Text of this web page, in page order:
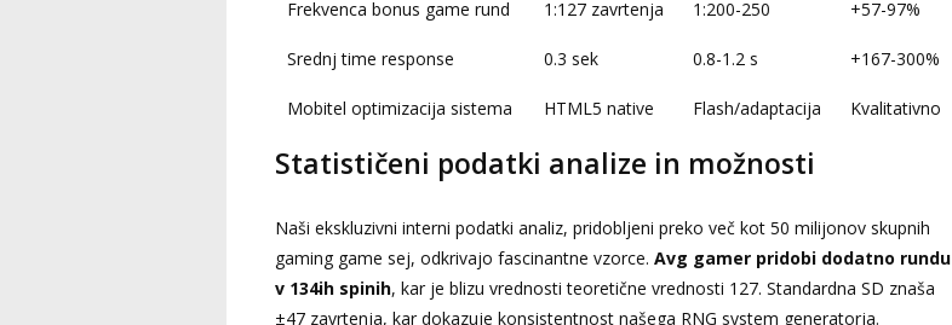
Frekvenca bonus game rund 1:127 zavrtenja 1:200-250 +57-97%
Srednj time response 0.3 sek 0.8-1.2 s +167-300%
Mobitel optimizacija sistema HTML5 native Flash/adaptacija Kvalitativno
Statističeni podatki analize in možnosti
Naši ekskluzivni interni podatki analiz, pridobljeni preko več kot 50 milijonov skupnih
gaming game sej, odkrivajo fascinantne vzorce. Avg gamer pridobi dodatno rundu
v 134ih spinih, kar je blizu vrednosti teoretične vrednosti 127. Standardna SD znaša
±47 zavrtenja, kar dokazuje konsistentnost našega RNG system generatorja.